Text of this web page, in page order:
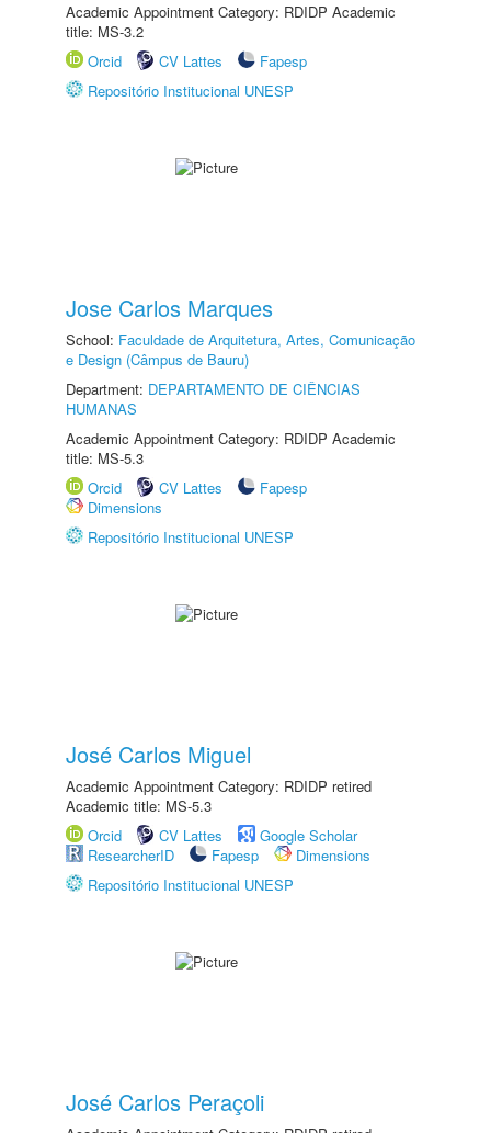
Academic Appointment Category: RDIDP Academic
title: MS-3.2
Orcid
CV Lattes
Fapesp
Repositório Institucional UNESP
Jose Carlos Marques
School: Faculdade de Arquitetura, Artes, Comunicação
e Design (Câmpus de Bauru)
Department: DEPARTAMENTO DE CIÊNCIAS
HUMANAS
Academic Appointment Category: RDIDP Academic
title: MS-5.3
Orcid
CV Lattes
Fapesp
Dimensions
Repositório Institucional UNESP
José Carlos Miguel
Academic Appointment Category: RDIDP retired
Academic title: MS-5.3
Orcid
CV Lattes
Google Scholar
ResearcherID
Fapesp
Dimensions
Repositório Institucional UNESP
José Carlos Peraçoli